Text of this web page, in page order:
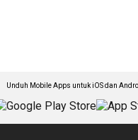
Unduh Mobile Apps untuk iOS dan